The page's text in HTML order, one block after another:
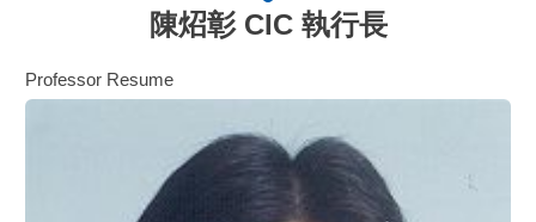
陳炤彰 CIC 執行長
Professor Resume